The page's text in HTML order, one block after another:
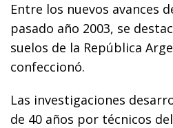
Entre los nuevos avances
pasado año 2003, se
suelos de la República
confeccionó.
Las investigaciones
de 40 años por técnicos